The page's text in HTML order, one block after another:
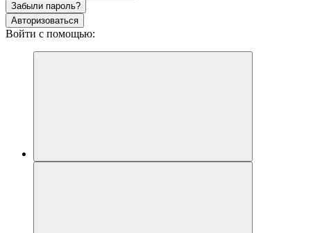
Забыли пароль?
Авторизоваться
Войти с помощью: